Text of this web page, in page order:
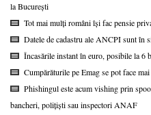
la București
Tot mai mulți români își fac pensie
Datele de cadastru ale ANCPI sunt în
Încasările instant în euro, posibile la 6
Cumpărăturile pe Emag se pot face
Phishingul este acum vishing prin
bancheri, polițiști sau inspectori ANAF